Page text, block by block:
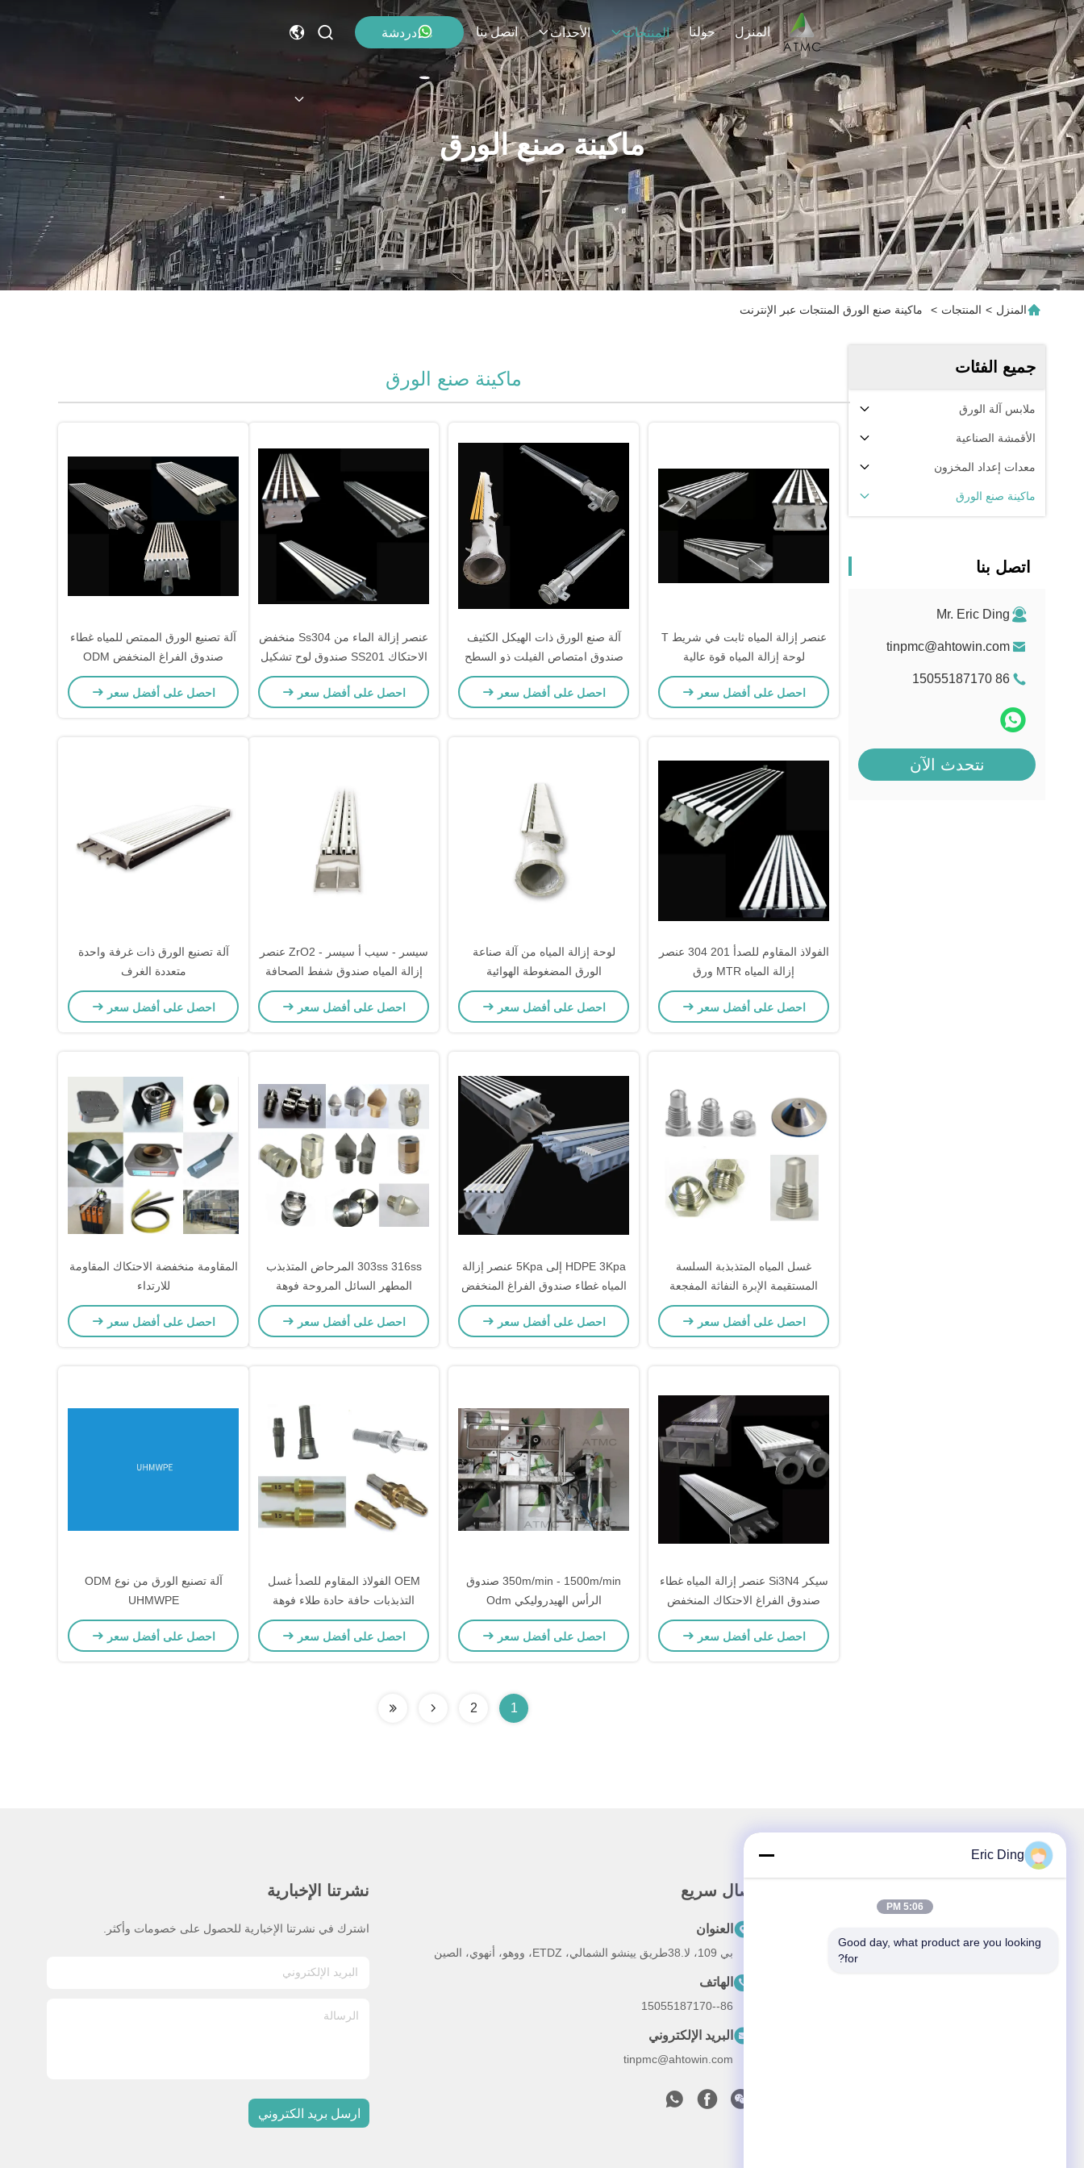
المنزل حولنا المنتجات الأحداث اتصل بنا دردشة
ماكينة صنع الورق
المنزل > المنتجات > ماكينة صنع الورق المنتجات عبر الإنترنت
جميع الفئات
ملابس آلة الورق
الأقمشة الصناعية
معدات إعداد المخزون
ماكينة صنع الورق
اتصل بنا
Mr. Eric Ding
tinpmc@ahtowin.com
86 15055187170
نتحدث الآن
ماكينة صنع الورق
عنصر إزالة المياه ثابت في شريط T
لوحة إزالة المياه قوة عالية
احصل على أفضل سعر
آلة صنع الورق ذات الهيكل الكثيف
صندوق امتصاص الفيلت ذو السطح
العالي Sicer Si3N4
احصل على أفضل سعر
عنصر إزالة الماء من Ss304 منخفض
الاحتكاك SS201 صندوق لوح تشكيل
احصل على أفضل سعر
آلة تصنيع الورق الممتص للمياه غطاء
صندوق الفراغ المنخفض ODM
احصل على أفضل سعر
الفولاذ المقاوم للصدأ 201 304 عنصر
إزالة المياه MTR ورق
احصل على أفضل سعر
لوحة إزالة المياه من آلة صناعة
الورق المضغوطة الهوائية
احصل على أفضل سعر
سيسر - سيب أ سيسر - ZrO2 عنصر
إزالة المياه صندوق شفط الصحافة
احصل على أفضل سعر
آلة تصنيع الورق ذات غرفة واحدة
متعددة الغرف
احصل على أفضل سعر
غسل المياه المتذبذبة السلسة
المستقيمة الإبرة النفاثة المفجعة
للأنابيب الكبيرة
احصل على أفضل سعر
HDPE 3Kpa إلى 5Kpa عنصر إزالة
المياه غطاء صندوق الفراغ المنخفض
للغاية
احصل على أفضل سعر
303ss 316ss المرحاض المتذبذب
المطهر السائل المروحة فوهة
احصل على أفضل سعر
المقاومة منخفضة الاحتكاك المقاومة
للارتداء
احصل على أفضل سعر
سيكر Si3N4 عنصر إزالة المياه غطاء
صندوق الفراغ الاحتكاك المنخفض
احصل على أفضل سعر
350m/min - 1500m/min صندوق
الرأس الهيدروليكي Odm
احصل على أفضل سعر
OEM الفولاذ المقاوم للصدأ غسل
التذبذبات حافة حادة طلاء فوهة
احصل على أفضل سعر
آلة تصنيع الورق من نوع ODM
UHMWPE
احصل على أفضل سعر
1
2
اتصال سريع
العنوان
بي 109، لا.38طريق يينشو الشمالي، ETDZ، ووهو، أنهوي، الصين
الهاتف
86--15055187170
البريد الإلكتروني
tinpmc@ahtowin.com
نشرتنا الإخبارية
اشترك في نشرتنا الإخبارية للحصول على خصومات وأكثر.
ارسل بريد الكتروني
Eric Ding
5:06 PM
Good day, what product are you looking
for?